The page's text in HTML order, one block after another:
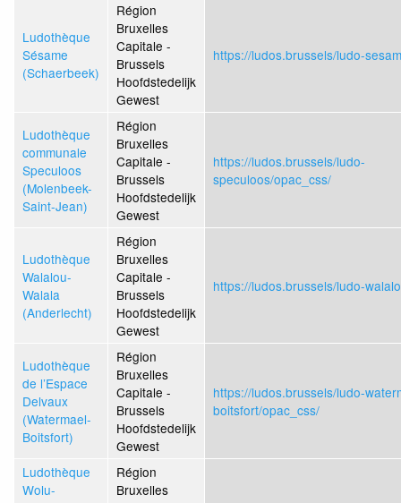
Ludothèque
Sésame
(Schaerbeek)
Région
Bruxelles
Capitale -
Brussels
Hoofdstedelijk
Gewest
https://ludos.brussels/ludo-
Ludothèque
communale
Speculoos
(Molenbeek-
Saint-Jean)
Région
Bruxelles
Capitale -
Brussels
Hoofdstedelijk
Gewest
https://ludos.brussels/ludo-
speculoos/opac_css/
Ludothèque
Walalou-
Walala
(Anderlecht)
Région
Bruxelles
Capitale -
Brussels
Hoofdstedelijk
Gewest
https://ludos.brussels/ludo-
Ludothèque
de l’Espace
Delvaux
(Watermael-
Boitsfort)
Région
Bruxelles
Capitale -
Brussels
Hoofdstedelijk
Gewest
https://ludos.brussels/ludo-
boitsfort/opac_css/
Ludothèque
Wolu-
Région
Bruxelles